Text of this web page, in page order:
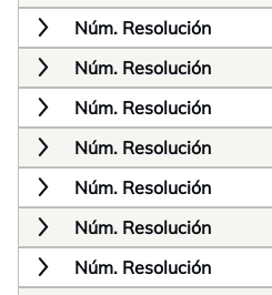
Núm. Resolución
Núm. Resolución
Núm. Resolución
Núm. Resolución
Núm. Resolución
Núm. Resolución
Núm. Resolución